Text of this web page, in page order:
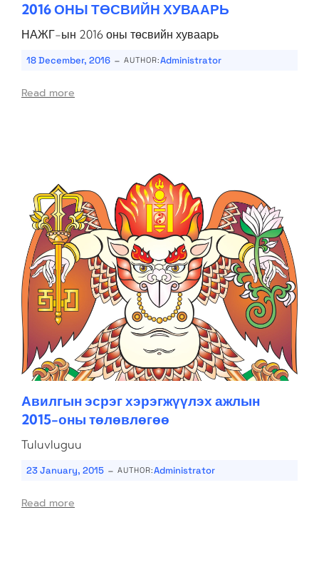
2016 ОНЫ ТӨСВИЙН ХУВААРЬ
НАЖГ-ын 2016 оны төсвийн хуваарь
18 December, 2016 - AUTHOR:Administrator
Read more
Авилгын эсрэг хэрэгжүүлэх ажлын
2015-оны төлөвлөгөө
Tuluvluguu
23 January, 2015 - AUTHOR:Administrator
Read more